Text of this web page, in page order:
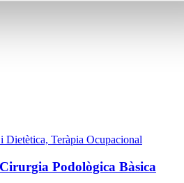
Dietètica, Teràpia Ocupacional
Podològica Bàsica